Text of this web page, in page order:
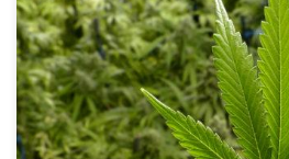
Nieco ponad połowa naszego
raz w swoim życiu cannabis. Czy
Marihuana może być stosowana
medycznie, w celu wydobycia z niej